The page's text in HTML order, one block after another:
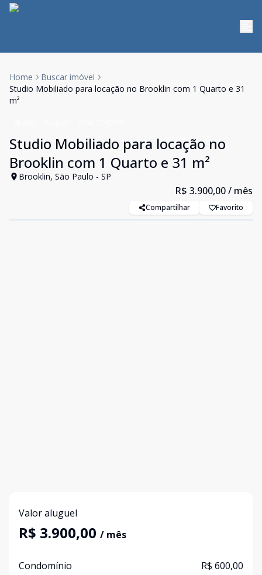
Home
Buscar imóvel
Studio Mobiliado para locação no Brooklin com 1 Quarto e 31
m²
Studio Mobiliado para locação no
Brooklin com 1 Quarto e 31 m²
Brooklin, São Paulo - SP
R$ 3.900,00/ mês
Compartilhar Favorito
Valor aluguel
R$ 3.900,00 / mês
Condomínio R$ 600,00